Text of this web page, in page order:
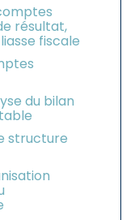
résultat,
fiscale
du bilan
structure